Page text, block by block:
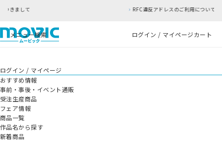
RFC違反アドレスのご利用について
メニュー検索 ログイン / マイページカート
ログイン / マイページ
おすすめ情報
事前・事後・イベント通販
受注生産商品
フェア情報
商品一覧
作品名から探す
新着商品